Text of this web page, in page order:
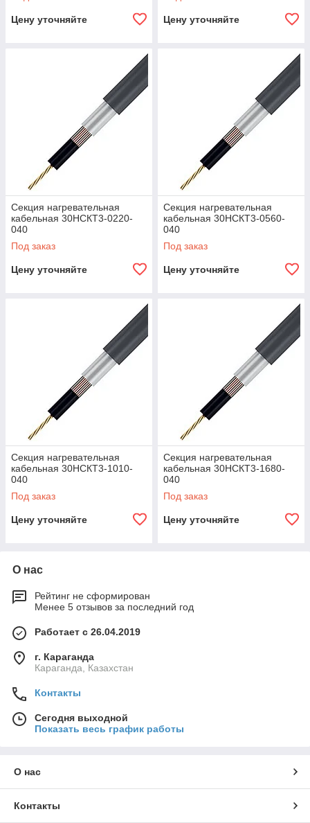
Цену уточняйте Цену уточняйте
Секция нагревательная
кабельная 30НСКТ3-0220-
040
Под заказ
Цену уточняйте
Секция нагревательная
кабельная 30НСКТ3-0560-
040
Под заказ
Цену уточняйте
Секция нагревательная
кабельная 30НСКТ3-1010-
040
Под заказ
Цену уточняйте
Секция нагревательная
кабельная 30НСКТ3-1680-
040
Под заказ
Цену уточняйте
О нас
Рейтинг не сформирован
Менее 5 отзывов за последний год
Работает с 26.04.2019
г. Караганда
Караганда, Казахстан
Контакты
Сегодня выходной
Показать весь график работы
О нас
Контакты